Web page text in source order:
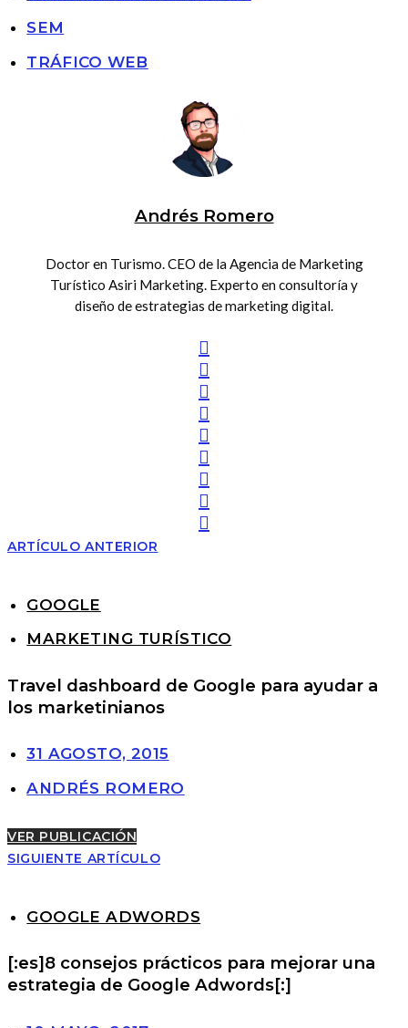
SEM
TRÁFICO WEB
Andrés Romero
Doctor en Turismo. CEO de la Agencia de Marketing
Turístico Asiri Marketing. Experto en consultoría y
diseño de estrategias de marketing digital.
ARTÍCULO ANTERIOR
GOOGLE
MARKETING TURÍSTICO
Travel dashboard de Google para ayudar a
los marketinianos
31 AGOSTO, 2015
ANDRÉS ROMERO
VER PUBLICACIÓN
SIGUIENTE ARTÍCULO
GOOGLE ADWORDS
[:es]8 consejos prácticos para mejorar una
estrategia de Google Adwords[:]